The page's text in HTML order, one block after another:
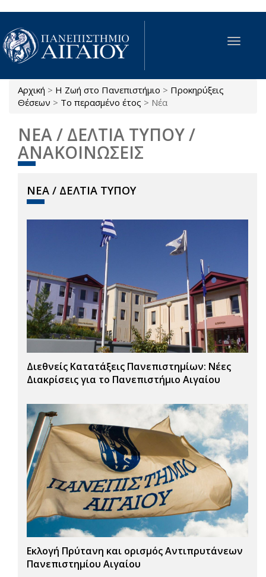
Παράκαμψη προς το κυρίως περιεχόμενο
Toggle
Είστε εδώ
Αρχική > Η Ζωή στο Πανεπιστήμιο > Προκηρύξεις
Θέσεων > Το περασμένο έτος > Νέα
ΝΕΑ / ΔΕΛΤΙΑ ΤΥΠΟΥ /
ΑΝΑΚΟΙΝΩΣΕΙΣ
ΝΕΑ / ΔΕΛΤΙΑ ΤΥΠΟΥ
Διεθνείς Κατατάξεις Πανεπιστημίων: Νέες
Διακρίσεις για το Πανεπιστήμιο Αιγαίου
Εκλογή Πρύτανη και ορισμός Αντιπρυτάνεων
Πανεπιστημίου Αιγαίου